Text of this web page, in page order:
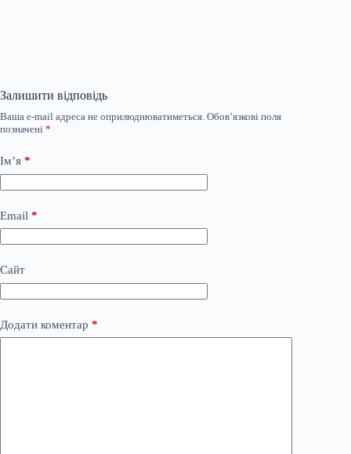
Залишити відповідь
Ваша e-mail адреса не оприлюднюватиметься. Обов’язкові поля
позначені *
Ім’я *
Email *
Сайт
Додати коментар *